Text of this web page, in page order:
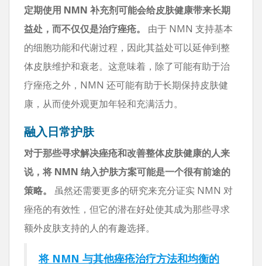
定期使用 NMN 补充剂可能会给皮肤健康带来长期
益处，而不仅仅是治疗痤疮。
由于 NMN 支持基本
的细胞功能和代谢过程，因此其益处可以延伸到整
体皮肤维护和衰老。这意味着，除了可能有助于治
疗痤疮之外，NMN 还可能有助于长期保持皮肤健
康，从而使外观更加年轻和充满活力。
融入日常护肤
对于那些寻求解决痤疮和改善整体皮肤健康的人来
说，将 NMN 纳入护肤方案可能是一个很有前途的
策略。
虽然还需要更多的研究来充分证实 NMN 对
痤疮的有效性，但它的潜在好处使其成为那些寻求
额外皮肤支持的人的有趣选择。
将 NMN 与其他痤疮治疗方法和均衡的